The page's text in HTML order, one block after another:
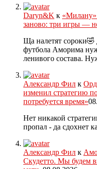
Daryn&K к «Милану»
заново: три игры —
Ща налетят
футбола Аморима
ленивого состава.
Александр Фил к
изменил стратегию
потребуется время»
Нет никакой
пропал - да сдохнет
Александр Фил к
Скудетто. Мы будем